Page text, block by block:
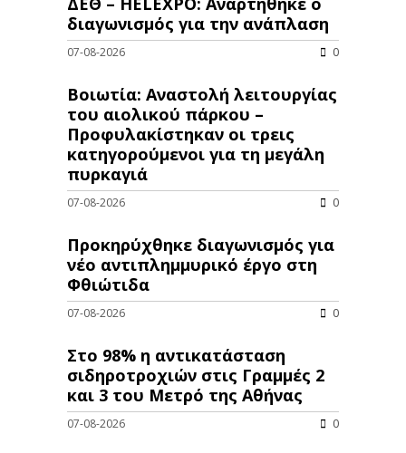
διαγωνισμός για την ανάπλαση
07-08-2026 0
Βοιωτία: Αναστολή λειτουργίας
του αιολικού πάρκου –
Προφυλακίστηκαν οι τρεις
κατηγορούμενοι για τη μεγάλη
πυρκαγιά
07-08-2026 0
Προκηρύχθηκε διαγωνισμός για
νέo αντιπλημμυρικό έργο στη
Φθιώτιδα
07-08-2026 0
Στο 98% η αντικατάσταση
σιδηροτροχιών στις Γραμμές 2
και 3 του Μετρό της Αθήνας
07-08-2026 0